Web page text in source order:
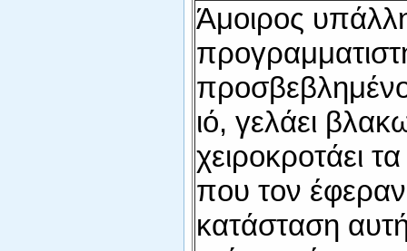
Άμοιρος
ιό, γελάει
χειροκροτάει
που τον
κατάσταση